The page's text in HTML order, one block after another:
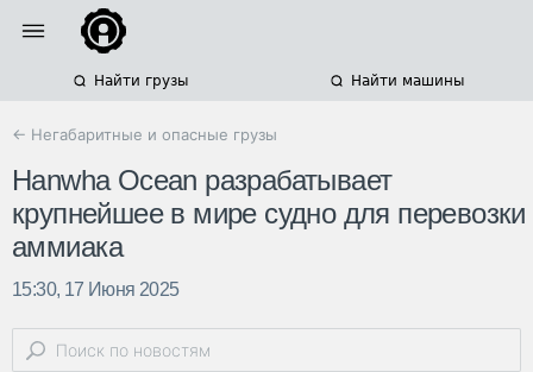
Найти грузы Найти машины
← Негабаритные и опасные грузы
Hanwha Ocean разрабатывает
крупнейшее в мире судно для перевозки
аммиака
15:30, 17 Июня 2025